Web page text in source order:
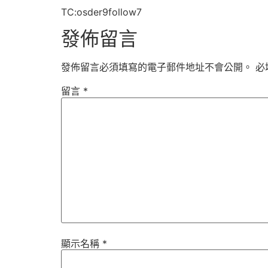
TC:osder9follow7
發佈留言
發佈留言必須填寫的電子郵件地址不會公開。 必
留言 *
顯示名稱 *